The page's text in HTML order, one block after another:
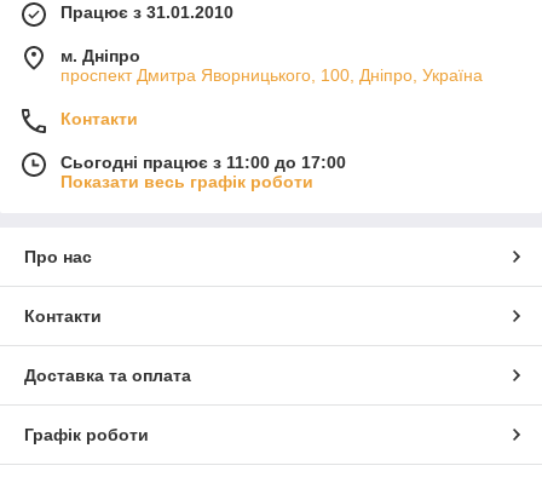
Працює з 31.01.2010
м. Дніпро
проспект Дмитра Яворницького, 100, Дніпро, Україна
Контакти
Сьогодні працює з 11:00 до 17:00
Показати весь графік роботи
Про нас
Контакти
Доставка та оплата
Графік роботи